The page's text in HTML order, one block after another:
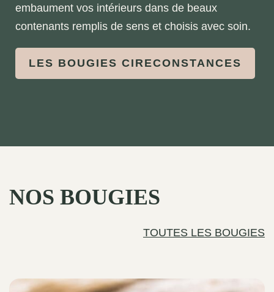
embaument vos intérieurs dans de beaux
contenants remplis de sens et choisis avec soin.
LES BOUGIES CIRECONSTANCES
NOS BOUGIES
TOUTES LES BOUGIES